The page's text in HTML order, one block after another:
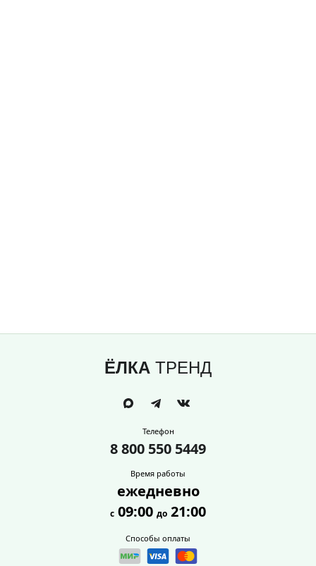
ЁЛКА ТРЕНД
Телефон
8 800 550 5449
Время работы
ежедневно
с 09:00 до 21:00
Способы оплаты